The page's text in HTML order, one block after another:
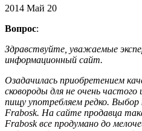
2014 Май 20
Вопрос:
Здравствуйте, уважаемые
информационный сайт.
Озадачилась приобретением
сковороды для не очень
пищу употребляем редко. Выбор
Frabosk. На сайте продавца
Frabosk все продумано до